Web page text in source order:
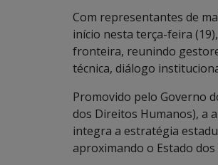
Com representantes de
início nesta terça-feira
fronteira, reunindo
técnica, diálogo
Promovido pelo Governo
dos Direitos Humanos), a
integra a estratégia
aproximando o Estado